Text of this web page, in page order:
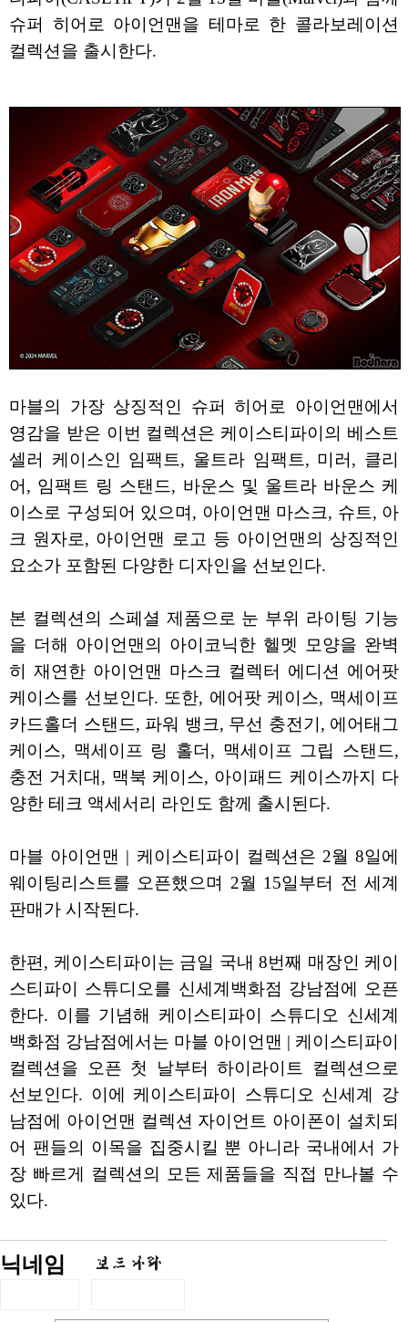
슈퍼 히어로 아이언맨을 테마로 한 콜라보레이션
컬렉션을 출시한다.
마블의 가장 상징적인 슈퍼 히어로 아이언맨에서
영감을 받은 이번 컬렉션은 케이스티파이의 베스트
셀러 케이스인 임팩트, 울트라 임팩트, 미러, 클리
어, 임팩트 링 스탠드, 바운스 및 울트라 바운스 케
이스로 구성되어 있으며, 아이언맨 마스크, 슈트, 아
크 원자로, 아이언맨 로고 등 아이언맨의 상징적인
요소가 포함된 다양한 디자인을 선보인다.
본 컬렉션의 스페셜 제품으로 눈 부위 라이팅 기능
을 더해 아이언맨의 아이코닉한 헬멧 모양을 완벽
히 재연한 아이언맨 마스크 컬렉터 에디션 에어팟
케이스를 선보인다. 또한, 에어팟 케이스, 맥세이프
카드홀더 스탠드, 파워 뱅크, 무선 충전기, 에어태그
케이스, 맥세이프 링 홀더, 맥세이프 그립 스탠드,
충전 거치대, 맥북 케이스, 아이패드 케이스까지 다
양한 테크 액세서리 라인도 함께 출시된다.
마블 아이언맨 | 케이스티파이 컬렉션은 2월 8일에
웨이팅리스트를 오픈했으며 2월 15일부터 전 세계
판매가 시작된다.
한편, 케이스티파이는 금일 국내 8번째 매장인 케이
스티파이 스튜디오를 신세계백화점 강남점에 오픈
한다. 이를 기념해 케이스티파이 스튜디오 신세계
백화점 강남점에서는 마블 아이언맨 | 케이스티파이
컬렉션을 오픈 첫 날부터 하이라이트 컬렉션으로
선보인다. 이에 케이스티파이 스튜디오 신세계 강
남점에 아이언맨 컬렉션 자이언트 아이폰이 설치되
어 팬들의 이목을 집중시킬 뿐 아니라 국내에서 가
장 빠르게 컬렉션의 모든 제품들을 직접 만나볼 수
있다.
닉네임